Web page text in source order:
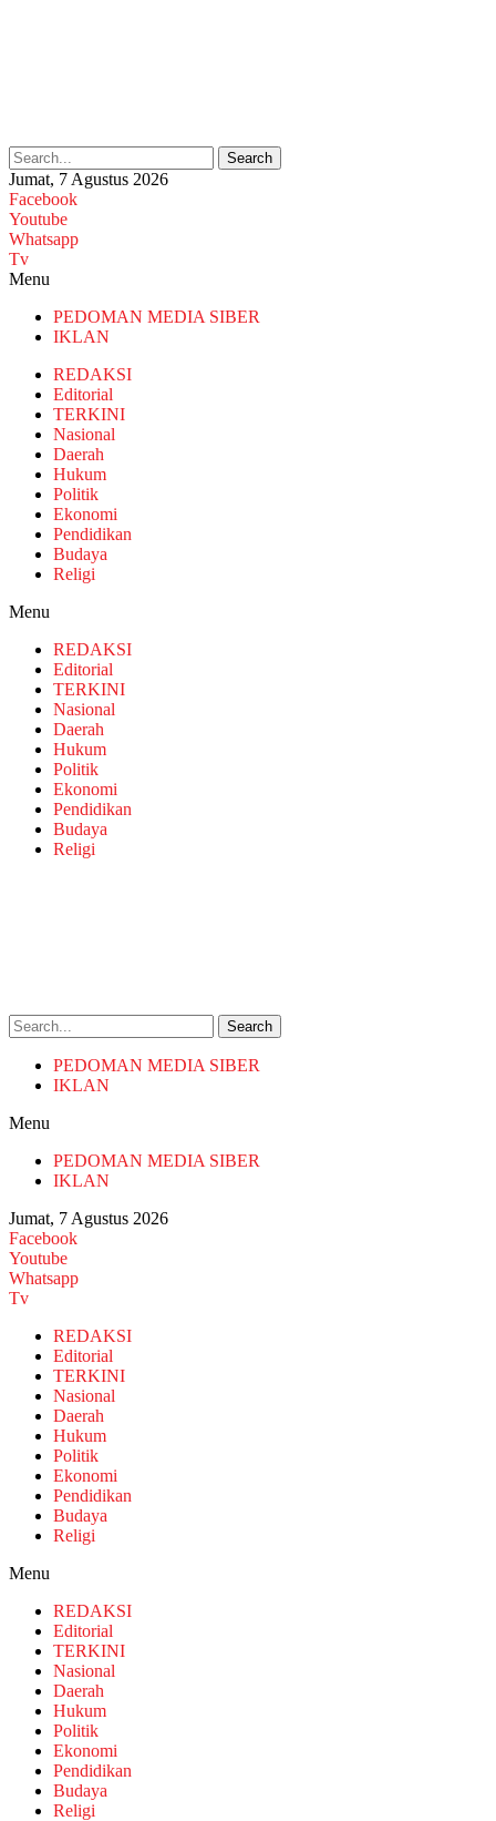
Search
Jumat, 7 Agustus 2026
Facebook
Youtube
Whatsapp
Tv
Menu
PEDOMAN MEDIA SIBER
IKLAN
REDAKSI
Editorial
TERKINI
Nasional
Daerah
Hukum
Politik
Ekonomi
Pendidikan
Budaya
Religi
Menu
REDAKSI
Editorial
TERKINI
Nasional
Daerah
Hukum
Politik
Ekonomi
Pendidikan
Budaya
Religi
Search
PEDOMAN MEDIA SIBER
IKLAN
Menu
PEDOMAN MEDIA SIBER
IKLAN
Jumat, 7 Agustus 2026
Facebook
Youtube
Whatsapp
Tv
REDAKSI
Editorial
TERKINI
Nasional
Daerah
Hukum
Politik
Ekonomi
Pendidikan
Budaya
Religi
Menu
REDAKSI
Editorial
TERKINI
Nasional
Daerah
Hukum
Politik
Ekonomi
Pendidikan
Budaya
Religi